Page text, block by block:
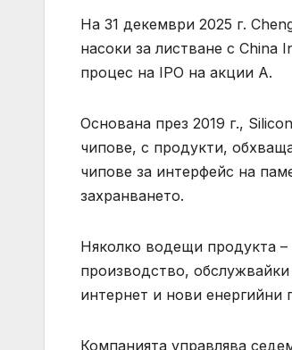
На 31 декември 2025 г.
насоки за листване с China
процес на IPO на акции A.
Основана през 2019 г.,
чипове, с продукти,
чипове за интерфейс на
захранването.
Няколко водещи продукта –
производство,
интернет и нови енергийни
Компанията управлява